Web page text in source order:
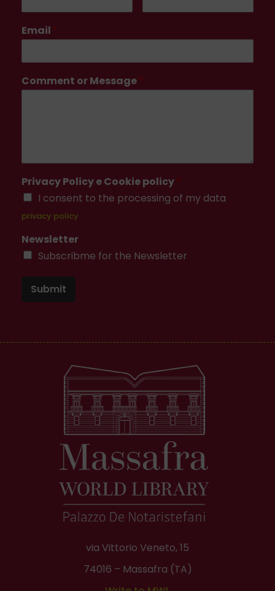
Email *
Comment or Message *
Privacy Policy e Cookie policy *
I consent to the processing of my data
privacy policy
Newsletter
Subscribme for the Newsletter
Submit
via Vittorio Veneto, 15
74016 – Massafra (TA)